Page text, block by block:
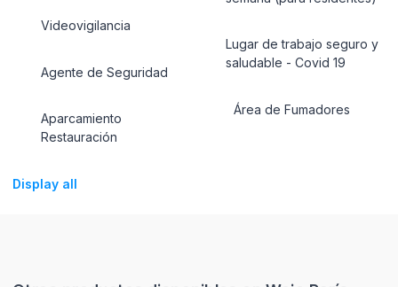
Videovigilancia
Agente de Seguridad
Aparcamiento
Restauración
Lugar de trabajo seguro y
saludable - Covid 19
Área de Fumadores
Display all